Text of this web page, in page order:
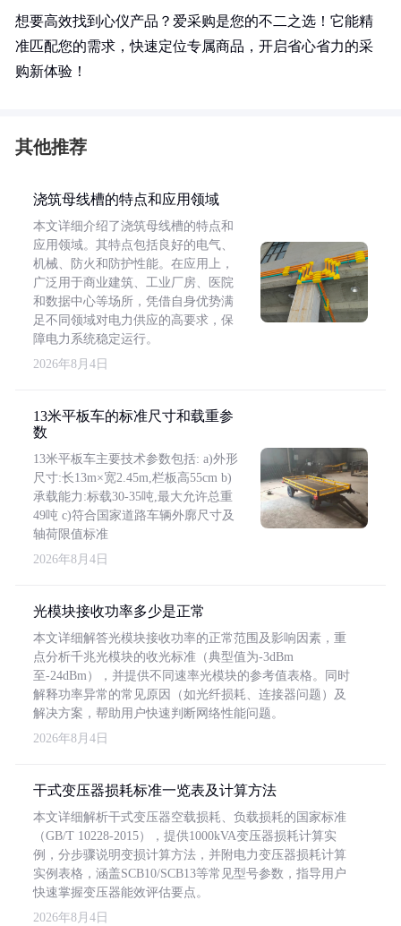
想要高效找到心仪产品？爱采购是您的不二之选！它能精
准匹配您的需求，快速定位专属商品，开启省心省力的采
购新体验！
其他推荐
浇筑母线槽的特点和应用领域
本文详细介绍了浇筑母线槽的特点和
应用领域。其特点包括良好的电气、
机械、防火和防护性能。在应用上，
广泛用于商业建筑、工业厂房、医院
和数据中心等场所，凭借自身优势满
足不同领域对电力供应的高要求，保
障电力系统稳定运行。
2026年8月4日
13米平板车的标准尺寸和载重参
数
13米平板车主要技术参数包括: a)外形
尺寸:长13m×宽2.45m,栏板高55cm b)
承载能力:标载30-35吨,最大允许总重
49吨 c)符合国家道路车辆外廓尺寸及
轴荷限值标准
2026年8月4日
光模块接收功率多少是正常
本文详细解答光模块接收功率的正常范围及影响因素，重
点分析千兆光模块的收光标准（典型值为-3dBm
至-24dBm），并提供不同速率光模块的参考值表格。同时
解释功率异常的常见原因（如光纤损耗、连接器问题）及
解决方案，帮助用户快速判断网络性能问题。
2026年8月4日
干式变压器损耗标准一览表及计算方法
本文详细解析干式变压器空载损耗、负载损耗的国家标准
（GB/T 10228-2015），提供1000kVA变压器损耗计算实
例，分步骤说明变损计算方法，并附电力变压器损耗计算
实例表格，涵盖SCB10/SCB13等常见型号参数，指导用户
快速掌握变压器能效评估要点。
2026年8月4日